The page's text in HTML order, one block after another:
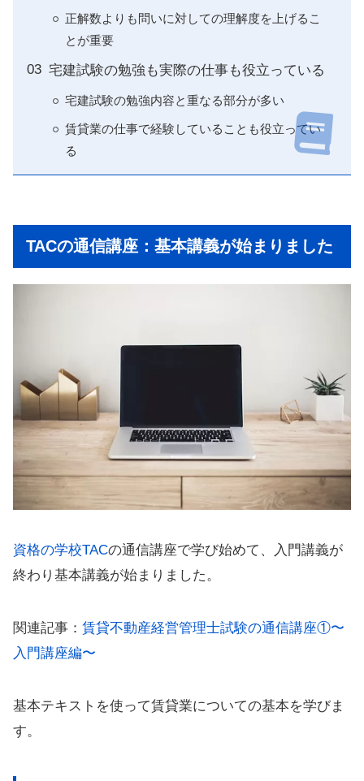
正解数よりも問いに対しての理解度を上げるこ
とが重要
宅建試験の勉強も実際の仕事も役立っている
宅建試験の勉強内容と重なる部分が多い
賃貸業の仕事で経験していることも役立ってい
る
TACの通信講座：基本講義が始まりました
資格の学校TACの通信講座で学び始めて、入門講義が
終わり基本講義が始まりました。
関連記事： 賃貸不動産経営管理士試験の通信講座①〜
入門講座編〜
基本テキストを使って賃貸業についての基本を学びま
す。